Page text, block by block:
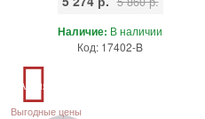
Наличие: В наличии
Код: 17402-B
Акция
Выгодные цены